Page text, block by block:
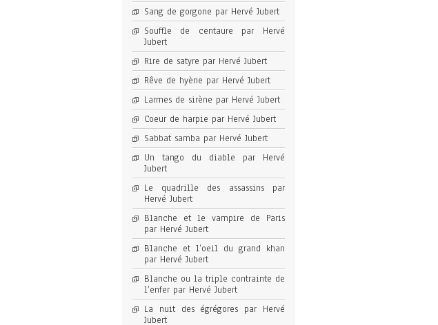
Sang de gorgone par Hervé Jubert
Souffle de centaure par Hervé
Jubert
Rire de satyre par Hervé Jubert
Rêve de hyène par Hervé Jubert
Larmes de sirène par Hervé Jubert
Coeur de harpie par Hervé Jubert
Sabbat samba par Hervé Jubert
Un tango du diable par Hervé
Jubert
Le quadrille des assassins par
Hervé Jubert
Blanche et le vampire de Paris
par Hervé Jubert
Blanche et l’oeil du grand khan
par Hervé Jubert
Blanche ou la triple contrainte de
l’enfer par Hervé Jubert
La nuit des égrégores par Hervé
Jubert